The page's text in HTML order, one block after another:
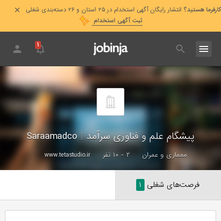
کارفرما هستید؟ انتشار رایگان آگهی استخدام در ۲۵ استان و ۲۶ دسته‌بندی شغلی
ثبت آگهی استخدام
۱
پیشگام علم و فناوری سرآمد|
Saraamadco
معماری و عمران ۲ - ۱۰ نفر www.tetastudio.ir
فرصت‌های شغلی ۱